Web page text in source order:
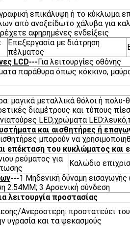
επικάλυψη ή το κύκλωμα
από ανοξείδωτο χάλυβα για
αφηρημένες ενδείξεις
Επεξεργασία με διάτρηση
πέλματος
LCD---Για λειτουργίες οθόνης
παράθυρα όπως κόκκινο,
μαγικά μεταλλικά θόλοι ή πολυ-
διαμέτρους και τύπους
LED,χρώματα
και αισθητήρες ή
μπορούν να
επέκταση του κυκλώματος και
ρεύματος για
Καλώδιο
---1 Μηδενική δύναμη εισαγωγής
2.54MM; 3 Αρσενική σύνδεση
λειτουργία προστασίας
Ανερόστερη: προστατεύει
υγρασία και τα ψεκασμούς